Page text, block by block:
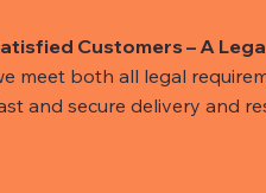
Customers – A
meet both all legal
and secure delivery and